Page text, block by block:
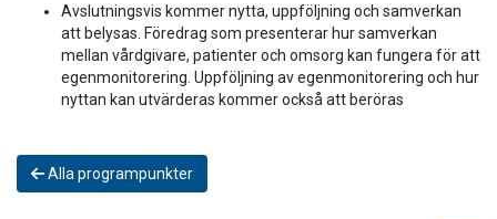
Avslutningsvis kommer nytta, uppföljning och samverkan
att belysas. Föredrag som presenterar hur samverkan
mellan vårdgivare, patienter och omsorg kan fungera för att
egenmonitorering. Uppföljning av egenmonitorering och hur
nyttan kan utvärderas kommer också att beröras
Alla programpunkter